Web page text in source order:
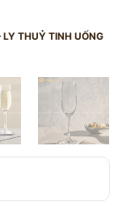
THUỶ TINH UỐNG